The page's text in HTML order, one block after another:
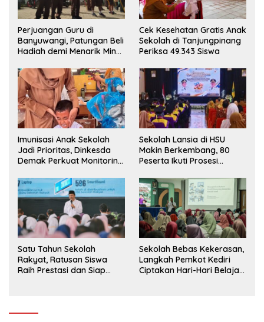
Perjuangan Guru di
Banyuwangi, Patungan Beli
Hadiah demi Menarik Minat
Cek Kesehatan Gratis Anak
Sekolah di Tanjungpinang
Periksa 49.343 Siswa
Imunisasi Anak Sekolah
Jadi Prioritas, Dinkesda
Demak Perkuat Monitoring
Sekolah Lansia di HSU
Makin Berkembang, 80
Peserta Ikuti Prosesi
Satu Tahun Sekolah
Rakyat, Ratusan Siswa
Raih Prestasi dan Siap
Sekolah Bebas Kekerasan,
Langkah Pemkot Kediri
Ciptakan Hari-Hari Belajar